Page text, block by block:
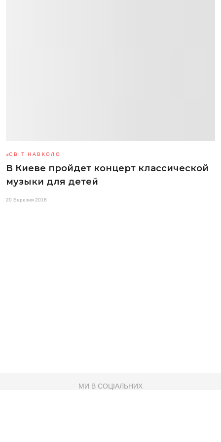
СВІТ НАВКОЛО
В Киеве пройдет концерт классической
музыки для детей
20 Березня 2018
МИ В СОЦІАЛЬНИХ